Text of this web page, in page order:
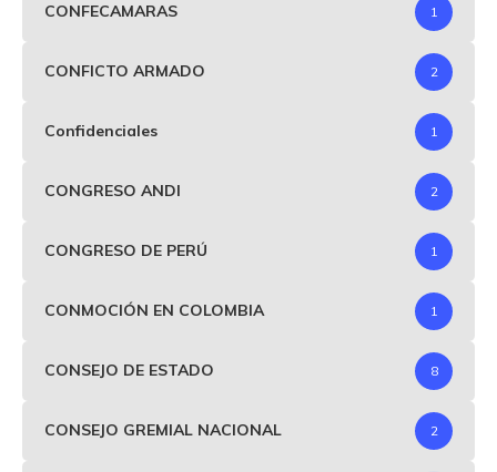
CONFECAMARAS 1
CONFICTO ARMADO 2
Confidenciales 1
CONGRESO ANDI 2
CONGRESO DE PERÚ 1
CONMOCIÓN EN COLOMBIA 1
CONSEJO DE ESTADO 8
CONSEJO GREMIAL NACIONAL 2